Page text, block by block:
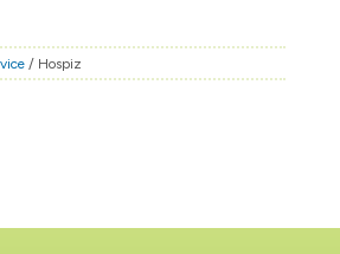
& POLITIK
/ Hospiz